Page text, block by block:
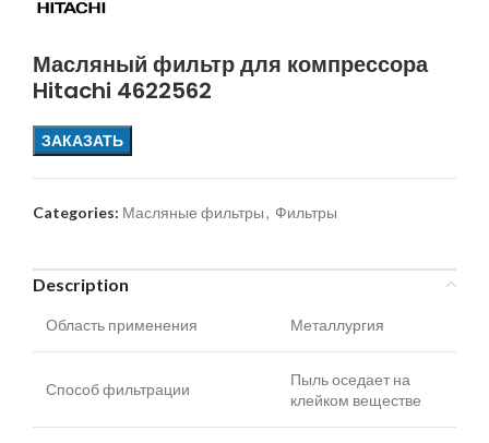
Масляный фильтр для компрессора
Hitachi 4622562
ЗАКАЗАТЬ
Categories: Масляные фильтры, Фильтры
Description
Область применения Металлургия
Способ фильтрации
Пыль оседает на
клейком веществе